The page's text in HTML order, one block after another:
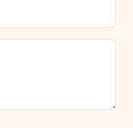
at vælge en
sendes enten som
Vil du gerne vide
venligst vores